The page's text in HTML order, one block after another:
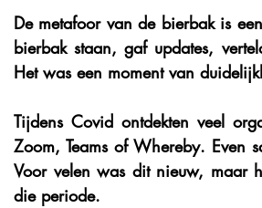
De metafoor van de bierbak is
bierbak staan, gaf updates,
Het was een moment van
Tijdens Covid ontdekten veel
Zoom, Teams of Whereby. Even
Voor velen was dit nieuw, maar
die periode.